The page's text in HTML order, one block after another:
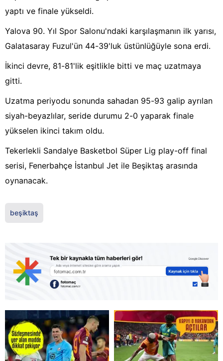
yaptı ve finale yükseldi.
Yalova 90. Yıl Spor Salonu'ndaki karşılaşmanın ilk yarısı,
Galatasaray Fuzul'ün 44-39'luk üstünlüğüyle sona erdi.
İkinci devre, 81-81'lik eşitlikle bitti ve maç uzatmaya
gitti.
Uzatma periyodu sonunda sahadan 95-93 galip ayrılan
siyah-beyazlılar, seride durumu 2-0 yaparak finale
yükselen ikinci takım oldu.
Tekerlekli Sandalye Basketbol Süper Lig play-off final
serisi, Fenerbahçe İstanbul Jet ile Beşiktaş arasında
oynanacak.
beşiktaş